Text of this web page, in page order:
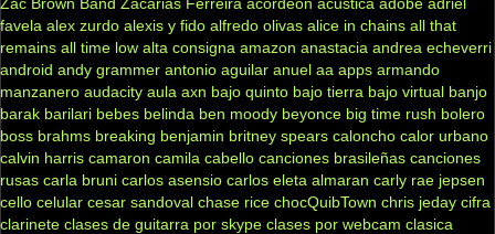
favela alex zurdo alexis y fido alfredo olivas alice in chains all that
remains all time low alta consigna amazon anastacia andrea echeverri
android andy grammer antonio aguilar anuel aa apps armando
manzanero audacity aula axn bajo quinto bajo tierra bajo virtual banjo
barak barilari bebes belinda ben moody beyonce big time rush bolero
boss brahms breaking benjamin britney spears caloncho calor urbano
calvin harris camaron camila cabello canciones brasileñas canciones
rusas carla bruni carlos asensio carlos eleta almaran carly rae jepsen
cello celular cesar sandoval chase rice chocQuibTown chris jeday cifra
clarinete clases de guitarra por skype clases por webcam clasica